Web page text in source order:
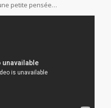
petite pensée…